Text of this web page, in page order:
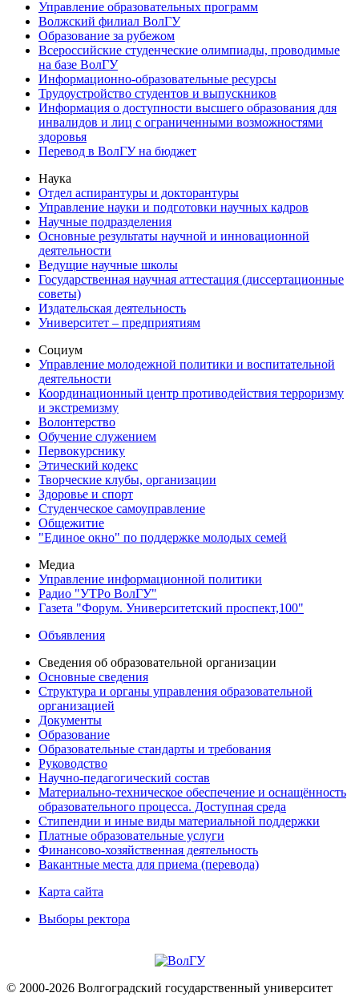
Управление образовательных программ
Волжский филиал ВолГУ
Образование за рубежом
Всероссийские студенческие олимпиады, проводимые
на базе ВолГУ
Информационно-образовательные ресурсы
Трудоустройство студентов и выпускников
Информация о доступности высшего образования для
инвалидов и лиц с ограниченными возможностями
здоровья
Перевод в ВолГУ на бюджет
Наука
Отдел аспирантуры и докторантуры
Управление науки и подготовки научных кадров
Научные подразделения
Основные результаты научной и инновационной
деятельности
Ведущие научные школы
Государственная научная аттестация (диссертационные
советы)
Издательская деятельность
Университет – предприятиям
Социум
Управление молодежной политики и воспитательной
деятельности
Координационный центр противодействия терроризму
и экстремизму
Волонтерство
Обучение служением
Первокурснику
Этический кодекс
Творческие клубы, организации
Здоровье и спорт
Студенческое самоуправление
Общежитие
"Единое окно" по поддержке молодых семей
Медиа
Управление информационной политики
Радио "УТРо ВолГУ"
Газета "Форум. Университетский проспект,100"
Объявления
Сведения об образовательной организации
Основные сведения
Структура и органы управления образовательной
организацией
Документы
Образование
Образовательные стандарты и требования
Руководство
Научно-педагогический состав
Материально-техническое обеспечение и оснащённость
образовательного процесса. Доступная среда
Стипендии и иные виды материальной поддержки
Платные образовательные услуги
Финансово-хозяйственная деятельность
Вакантные места для приема (перевода)
Карта сайта
Выборы ректора
© 2000-2026 Волгоградский государственный университет